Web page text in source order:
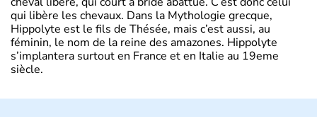
qui libère les chevaux. Dans la Mythologie grecque,
Hippolyte est le fils de Thésée, mais c’est aussi, au
féminin, le nom de la reine des amazones. Hippolyte
s’implantera surtout en France et en Italie au 19eme
siècle.